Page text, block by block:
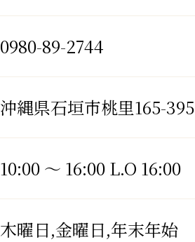
0980-89-2744
沖縄県石垣市桃里165-395
10:00 ～ 16:00 L.O 16:00
木曜日,金曜日,年末年始